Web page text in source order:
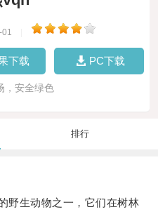
01
下载 PC下载
，安全绿色
排行
生动物之一，它们在树林